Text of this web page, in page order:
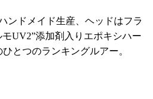
ンドメイド生産、ヘッドはフラ
UV2”添加剤入りエポキシハー
とつのランキングルアー。